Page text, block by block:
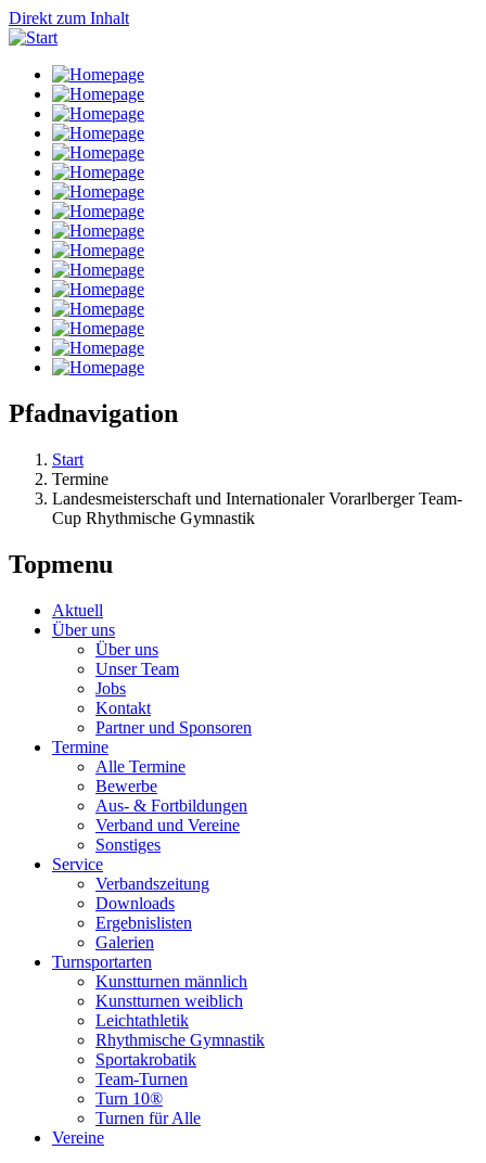
Direkt zum Inhalt
Pfadnavigation
Start
Termine
Landesmeisterschaft und Internationaler Vorarlberger Team-
Cup Rhythmische Gymnastik
Topmenu
Aktuell
Über uns
Über uns
Unser Team
Jobs
Kontakt
Partner und Sponsoren
Termine
Alle Termine
Bewerbe
Aus- & Fortbildungen
Verband und Vereine
Sonstiges
Service
Verbandszeitung
Downloads
Ergebnislisten
Galerien
Turnsportarten
Kunstturnen männlich
Kunstturnen weiblich
Leichtathletik
Rhythmische Gymnastik
Sportakrobatik
Team-Turnen
Turn 10®
Turnen für Alle
Vereine